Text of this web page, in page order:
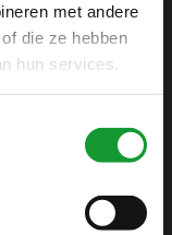
met andere
die ze hebben
hun services.